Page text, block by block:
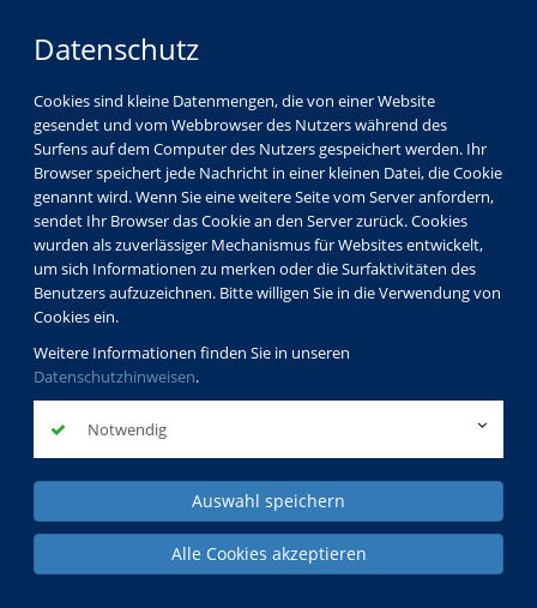
Datenschutz
Cookies sind kleine Datenmengen, die von einer Website
gesendet und vom Webbrowser des Nutzers während des
Surfens auf dem Computer des Nutzers gespeichert werden. Ihr
Browser speichert jede Nachricht in einer kleinen Datei, die Cookie
genannt wird. Wenn Sie eine weitere Seite vom Server anfordern,
sendet Ihr Browser das Cookie an den Server zurück. Cookies
wurden als zuverlässiger Mechanismus für Websites entwickelt,
um sich Informationen zu merken oder die Surfaktivitäten des
Benutzers aufzuzeichnen. Bitte willigen Sie in die Verwendung von
Cookies ein.
Weitere Informationen finden Sie in unseren
Datenschutzhinweisen.
Notwendig
Auswahl speichern
Alle Cookies akzeptieren
Kinder
Jugendliche
Familien
Schul- und Jugendsozialarbeit